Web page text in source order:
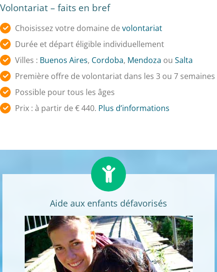
Volontariat – faits en bref
Choisissez votre domaine devolontariat
Durée et départ éligible individuellement
Villes : Buenos Aires, Cordoba, Mendoza ouSalta
Première offre de volontariat dans les 3 ou 7 semaines
Possible pour tous les âges
Prix : à partir de € 440. Plus d’informations
Aide aux enfants défavorisés